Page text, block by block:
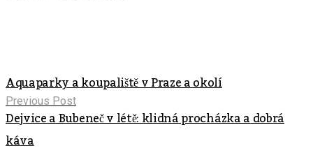
Aquaparky a koupaliště v Praze a okolí
Previous Post
Dejvice a Bubeneč v létě: klidná procházka a dobrá
káva